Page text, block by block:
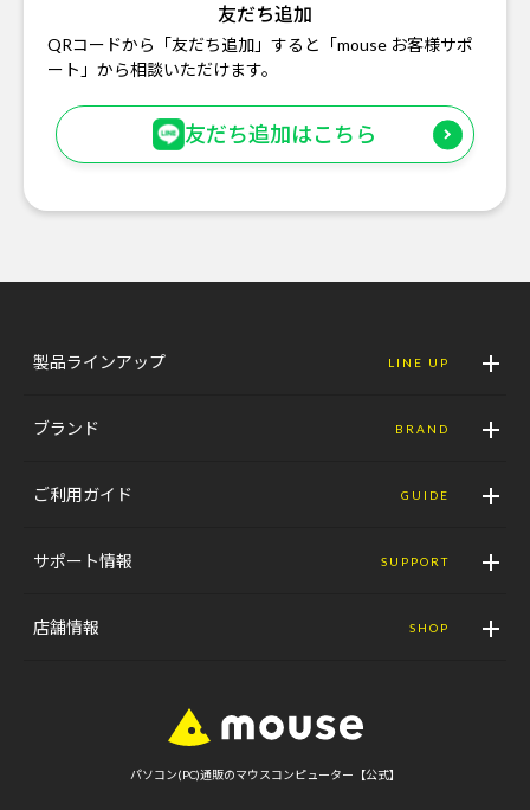
友だち追加
QRコードから「友だち追加」すると「mouse お客様サポ
ート」から相談いただけます。
友だち追加はこちら
製品ラインアップ LINE UP
ブランド BRAND
ご利用ガイド GUIDE
サポート情報 SUPPORT
店舗情報 SHOP
パソコン(PC)通販のマウスコンピューター【公式】